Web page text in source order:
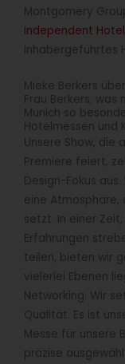
Montgomery
Independent
inhabergeführtes
Mieke Berkers
Frau Berkers,
Munich so
Hotelmessen und
Unsere Show, die
Premiere feiert,
Design-Fokus
eine Atmosphäre,
setzt. In einer
Erfahrungen
teilen, bieten wir
vielerlei Ebenen
Networking. Wir
Qualität. Es ist
Messe für unsere
präzise